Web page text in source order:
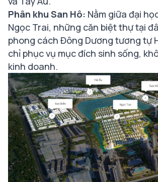
Phân khu San Hô: Nằm giữa đại
Ngọc Trai, những căn biệt thự tại
phong cách Đông Dương tương tự
chỉ phục vụ mục đích sinh sống,
kinh doanh.